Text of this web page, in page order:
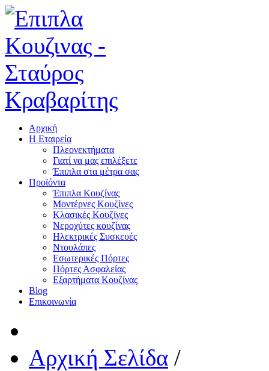
Αρχική
Η Εταιρεία
Πλεονεκτήματα
Γιατί να μας επιλέξετε
Έπιπλα στα μέτρα σας
Προϊόντα
Έπιπλα Κουζίνας
Μοντέρνες Κουζίνες
Κλασικές Κουζίνες
Νεροχύτες κουζίνας
Ηλεκτρικές Συσκευές
Ντουλάπες
Εσωτερικές Πόρτες
Πόρτες Ασφαλείας
Εξαρτήματα Κουζίνας
Blog
Επικοινωνία
Αρχική Σελίδα /